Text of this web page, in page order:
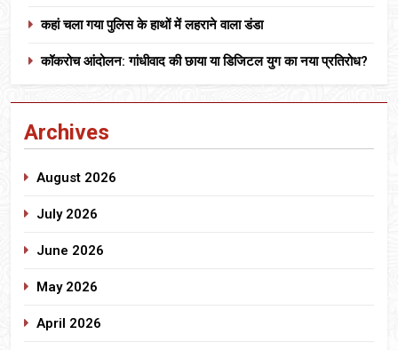
कहां चला गया पुलिस के हाथों में लहराने वाला डंडा
कॉकरोच आंदोलन: गांधीवाद की छाया या डिजिटल युग का नया प्रतिरोध?
Archives
August 2026
July 2026
June 2026
May 2026
April 2026